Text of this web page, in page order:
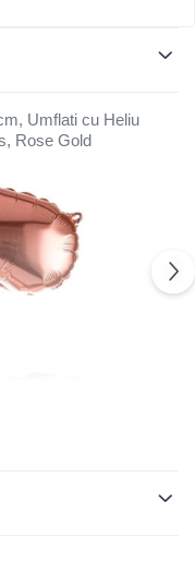
Umflati cu Heliu
Rose Gold